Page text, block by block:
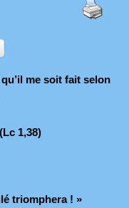
me soit fait selon
1,38)
triomphera ! »